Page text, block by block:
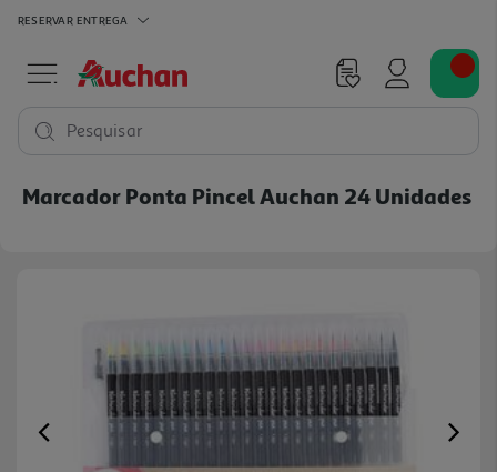
RESERVAR ENTREGA
Pesquisar
Marcador Ponta Pincel Auchan 24 Unidades
Previous